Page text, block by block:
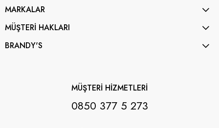
MARKALAR
MÜŞTERİ HAKLARI
BRANDY'S
MÜŞTERİ HİZMETLERİ
0850 377 5 273